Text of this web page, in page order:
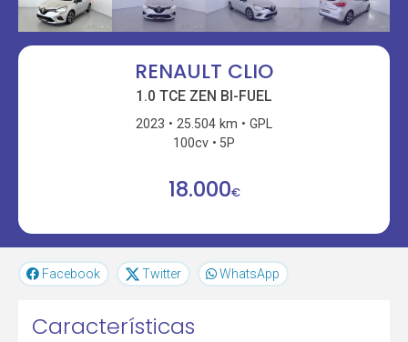
RENAULT CLIO
1.0 TCE ZEN BI-FUEL
2023 25.504 km
GPL
100cv
5P
18.000€
Facebook Twitter WhatsApp
Características